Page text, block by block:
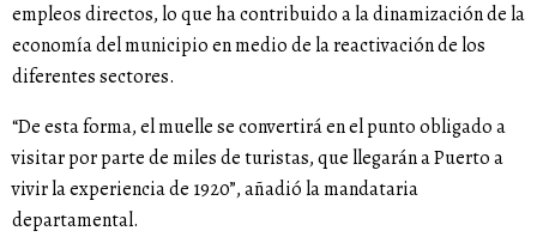
empleos directos, lo que ha contribuido a la dinamización de la
economía del municipio en medio de la reactivación de los
diferentes sectores.
“De esta forma, el muelle se convertirá en el punto obligado a
visitar por parte de miles de turistas, que llegarán a Puerto a
vivir la experiencia de 1920”, añadió la mandataria
departamental.